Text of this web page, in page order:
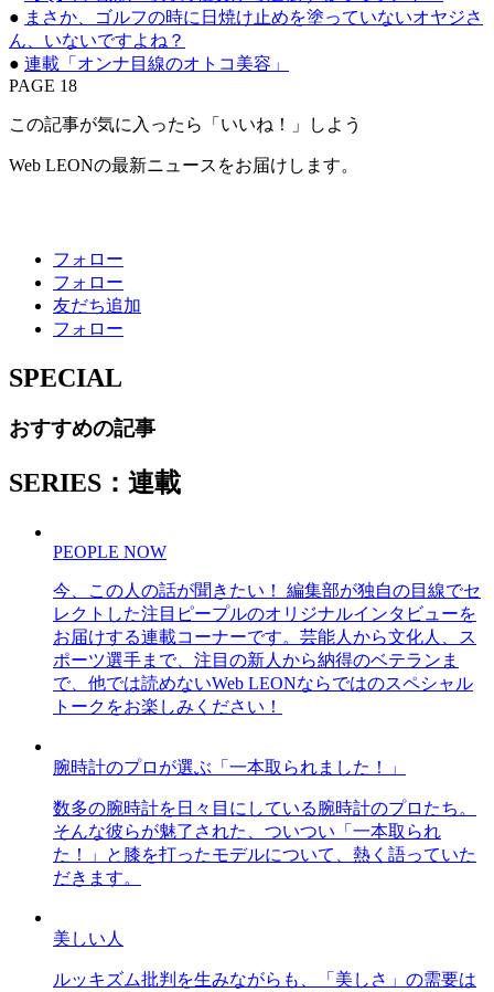
● まさか、ゴルフの時に日焼け止めを塗っていないオヤジさ
ん、いないですよね？
● 連載「オンナ目線のオトコ美容」
PAGE 18
この記事が気に入ったら「いいね！」しよう
Web LEONの最新ニュースをお届けします。
フォロー
フォロー
友だち追加
フォロー
SPECIAL
おすすめの記事
SERIES：連載
PEOPLE NOW
今、この人の話が聞きたい！ 編集部が独自の目線でセ
レクトした注目ピープルのオリジナルインタビューを
お届けする連載コーナーです。芸能人から文化人、ス
ポーツ選手まで、注目の新人から納得のベテランま
で、他では読めないWeb LEONならではのスペシャル
トークをお楽しみください！
腕時計のプロが選ぶ「一本取られました！」
数多の腕時計を日々目にしている腕時計のプロたち。
そんな彼らが魅了された、ついつい「一本取られ
た！」と膝を打ったモデルについて、熱く語っていた
だきます。
美しい人
ルッキズム批判を生みながらも、「美しさ」の需要は